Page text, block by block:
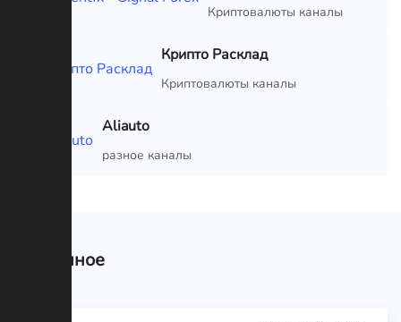
Криптовалюты каналы
Крипто Расклад
Криптовалюты каналы
Aliauto
разное каналы
Связанное